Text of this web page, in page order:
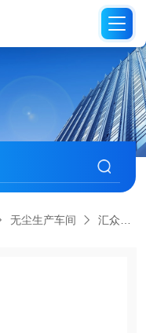
无尘生产车间 汇众达青岛SMT电子无尘车间设计改建